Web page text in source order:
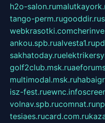
h2o-salon.ru
tango-perm.rugooddir.ru
webkrasotki.com
ankou.spb.rualvesta1.ru
sakhatoday.ru
golf2club.msk.ru
multimodal.msk.ru
isz-fest.ruewnc.info
volnav.spb.rucomnat.ru
tesiaes.rucard.com.ru